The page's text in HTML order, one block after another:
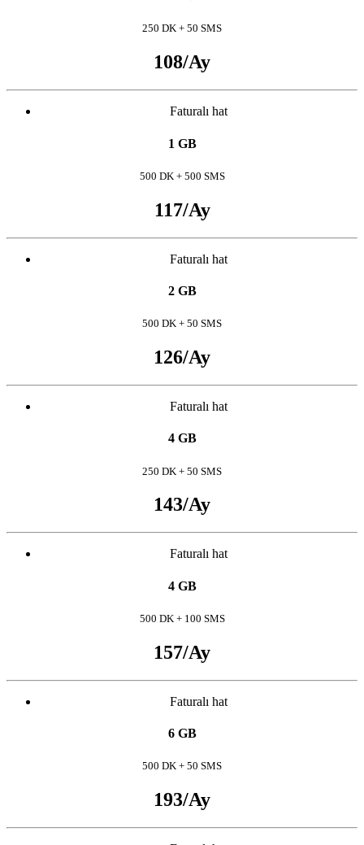
250 DK + 50 SMS
108/Ay
Faturalı hat
1 GB
500 DK + 500 SMS
117/Ay
Faturalı hat
2 GB
500 DK + 50 SMS
126/Ay
Faturalı hat
4 GB
250 DK + 50 SMS
143/Ay
Faturalı hat
4 GB
500 DK + 100 SMS
157/Ay
Faturalı hat
6 GB
500 DK + 50 SMS
193/Ay